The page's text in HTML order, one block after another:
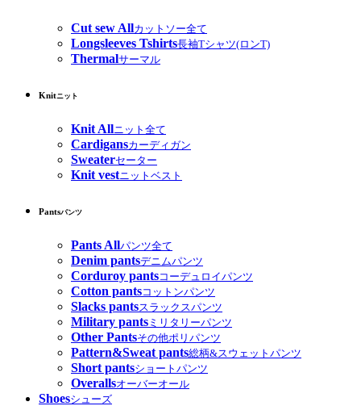
Cut sew Allカットソー全て
Longsleeves Tshirts長袖Tシャツ(ロンT)
Thermalサーマル
Knitニット
Knit Allニット全て
Cardigansカーディガン
Sweaterセーター
Knit vestニットベスト
Pantsパンツ
Pants Allパンツ全て
Denim pantsデニムパンツ
Corduroy pantsコーデュロイパンツ
Cotton pantsコットンパンツ
Slacks pantsスラックスパンツ
Military pants ミリタリーパンツ
Other Pantsその他ポリパンツ
Pattern&Sweat pants総柄&スウェットパンツ
Short pantsショートパンツ
Overallsオーバーオール
Shoesシューズ